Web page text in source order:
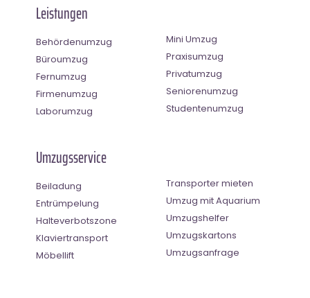
Leistungen
Behördenumzug
Büroumzug
Fernumzug
Firmenumzug
Laborumzug
Mini Umzug
Praxisumzug
Privatumzug
Seniorenumzug
Studentenumzug
Umzugsservice
Beiladung
Entrümpelung
Halteverbotszone
Klaviertransport
Möbellift
Transporter mieten
Umzug mit Aquarium
Umzugshelfer
Umzugskartons
Umzugsanfrage